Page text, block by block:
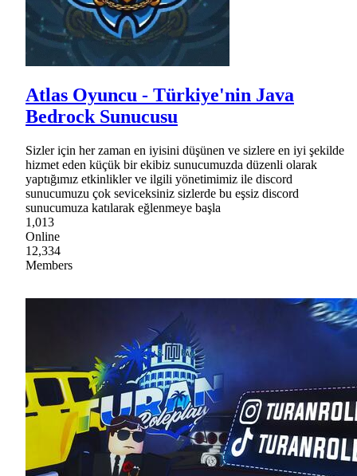
Atlas Oyuncu - Türkiye'nin Java
Bedrock Sunucusu
Sizler için her zaman en iyisini düşünen ve sizlere en iyi şekilde
hizmet eden küçük bir ekibiz sunucumuzda düzenli olarak
yaptığımız etkinlikler ve ilgili yönetimimiz ile discord
sunucumuzu çok seviceksiniz sizlerde bu eşsiz discord
sunucumuza katılarak eğlenmeye başla
1,013
Online
12,334
Members